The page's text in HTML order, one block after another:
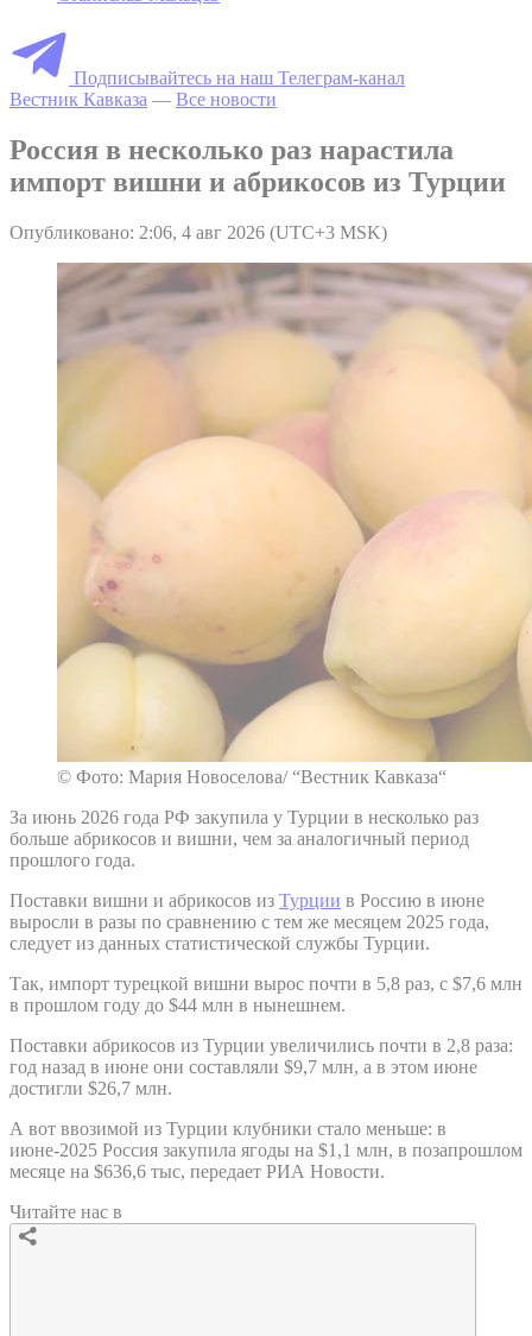
Подписывайтесь на наш Телеграм-канал
Вестник Кавказа — Все новости
Россия в несколько раз нарастила
импорт вишни и абрикосов из Турции
Опубликовано: 2:06, 4 авг 2026 (UTC+3 MSK)
© Фото: Мария Новоселова/ “Вестник Кавказа“
За июнь 2026 года РФ закупила у Турции в несколько раз
больше абрикосов и вишни, чем за аналогичный период
прошлого года.
Поставки вишни и абрикосов из Турции в Россию в июне
выросли в разы по сравнению с тем же месяцем 2025 года,
следует из данных статистической службы Турции.
Так, импорт турецкой вишни вырос почти в 5,8 раз, с $7,6 млн
в прошлом году до $44 млн в нынешнем.
Поставки абрикосов из Турции увеличились почти в 2,8 раза:
год назад в июне они составляли $9,7 млн, а в этом июне
достигли $26,7 млн.
А вот ввозимой из Турции клубники стало меньше: в
июне-2025 Россия закупила ягоды на $1,1 млн, в позапрошлом
месяце на $636,6 тыс, передает РИА Новости.
Читайте нас в